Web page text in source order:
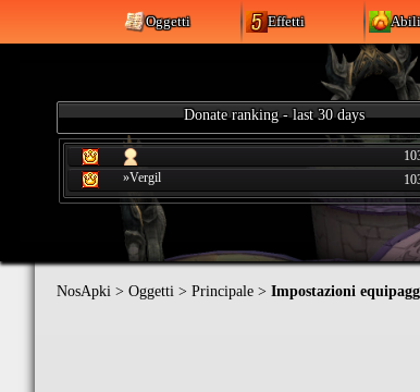
Oggetti Effetti
Donate ranking - last 30 days
»Vergil
NosApki > Oggetti > Principale > Impostazioni